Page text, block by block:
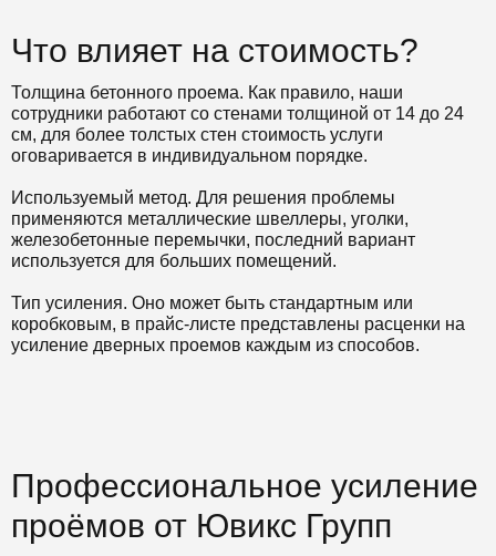
Что влияет на стоимость?
Толщина бетонного проема. Как правило, наши
сотрудники работают со стенами толщиной от 14 до 24
см, для более толстых стен стоимость услуги
оговаривается в индивидуальном порядке.
Используемый метод. Для решения проблемы
применяются металлические швеллеры, уголки,
железобетонные перемычки, последний вариант
используется для больших помещений.
Тип усиления. Оно может быть стандартным или
коробковым, в прайс-листе представлены расценки на
усиление дверных проемов каждым из способов.
Профессиональное усиление
проёмов от Ювикс Групп